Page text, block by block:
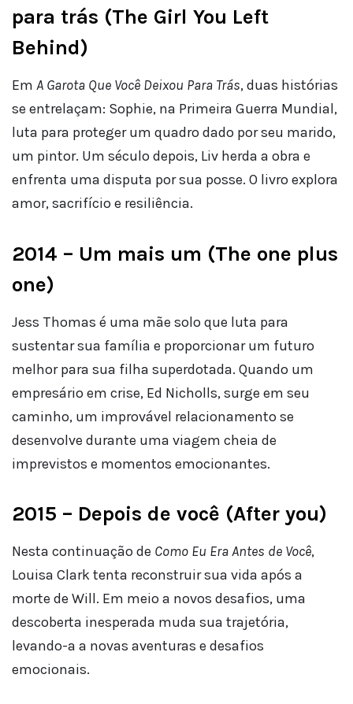
para trás (The Girl You Left
Behind)
Em A Garota Que Você Deixou Para Trás, duas histórias
se entrelaçam: Sophie, na Primeira Guerra Mundial,
luta para proteger um quadro dado por seu marido,
um pintor. Um século depois, Liv herda a obra e
enfrenta uma disputa por sua posse. O livro explora
amor, sacrifício e resiliência.
2014 – Um mais um (The one plus
one)
Jess Thomas é uma mãe solo que luta para
sustentar sua família e proporcionar um futuro
melhor para sua filha superdotada. Quando um
empresário em crise, Ed Nicholls, surge em seu
caminho, um improvável relacionamento se
desenvolve durante uma viagem cheia de
imprevistos e momentos emocionantes.
2015 – Depois de você (After you)
Nesta continuação de Como Eu Era Antes de Você,
Louisa Clark tenta reconstruir sua vida após a
morte de Will. Em meio a novos desafios, uma
descoberta inesperada muda sua trajetória,
levando-a a novas aventuras e desafios
emocionais.